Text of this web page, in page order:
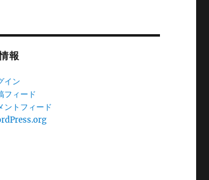
報
イン
フィード
ントフィード